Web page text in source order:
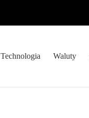
Technologia Waluty